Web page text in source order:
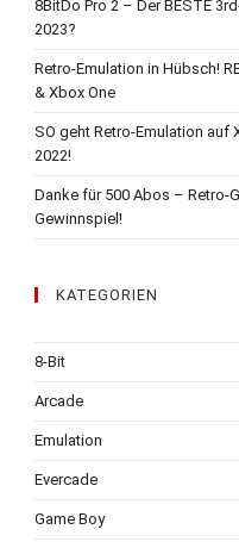
8BitDo Pro 2 – Der BESTE
2023?
Retro-Emulation in Hübsch!
& Xbox One
SO geht Retro-Emulation auf
2022!
Danke für 500 Abos – Retro-
Gewinnspiel!
KATEGORIEN
8-Bit
Arcade
Emulation
Evercade
Game Boy